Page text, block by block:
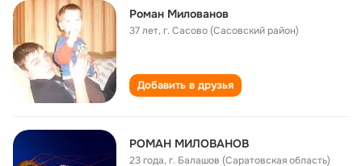
Роман Милованов
37 лет,г. Сасово (Сасовский район)
Добавить в друзья
РОМАН МИЛОВАНОВ
23 года,г. Балашов (Саратовская область)